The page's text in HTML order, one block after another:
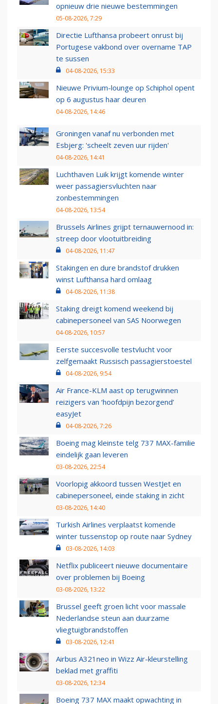
opnieuw drie nieuwe bestemmingen
05-08-2026, 7:29
Directie Lufthansa probeert onrust bij
Portugese vakbond over overname TAP
te sussen
04-08-2026, 15:33
Nieuwe Privium-lounge op Schiphol opent
op 6 augustus haar deuren
04-08-2026, 14:46
Groningen vanaf nu verbonden met
Esbjerg: 'scheelt zeven uur rijden'
04-08-2026, 14:41
Luchthaven Luik krijgt komende winter
weer passagiersvluchten naar
zonbestemmingen
04-08-2026, 13:54
Brussels Airlines grijpt ternauwernood in:
streep door vlootuitbreiding
04-08-2026, 11:47
Stakingen en dure brandstof drukken
winst Lufthansa hard omlaag
04-08-2026, 11:38
Staking dreigt komend weekend bij
cabinepersoneel van SAS Noorwegen
04-08-2026, 10:57
Eerste succesvolle testvlucht voor
zelfgemaakt Russisch passagierstoestel
04-08-2026, 9:54
Air France-KLM aast op terugwinnen
reizigers van ‘hoofdpijn bezorgend’
easyJet
04-08-2026, 7:26
Boeing mag kleinste telg 737 MAX-familie
eindelijk gaan leveren
03-08-2026, 22:54
Voorlopig akkoord tussen WestJet en
cabinepersoneel, einde staking in zicht
03-08-2026, 14:40
Turkish Airlines verplaatst komende
winter tussenstop op route naar Sydney
03-08-2026, 14:03
Netflix publiceert nieuwe documentaire
over problemen bij Boeing
03-08-2026, 13:22
Brussel geeft groen licht voor massale
Nederlandse steun aan duurzame
vliegtuigbrandstoffen
03-08-2026, 12:41
Airbus A321neo in Wizz Air-kleurstelling
beklad met graffiti
03-08-2026, 12:34
Boeing 737 MAX maakt opwachting in